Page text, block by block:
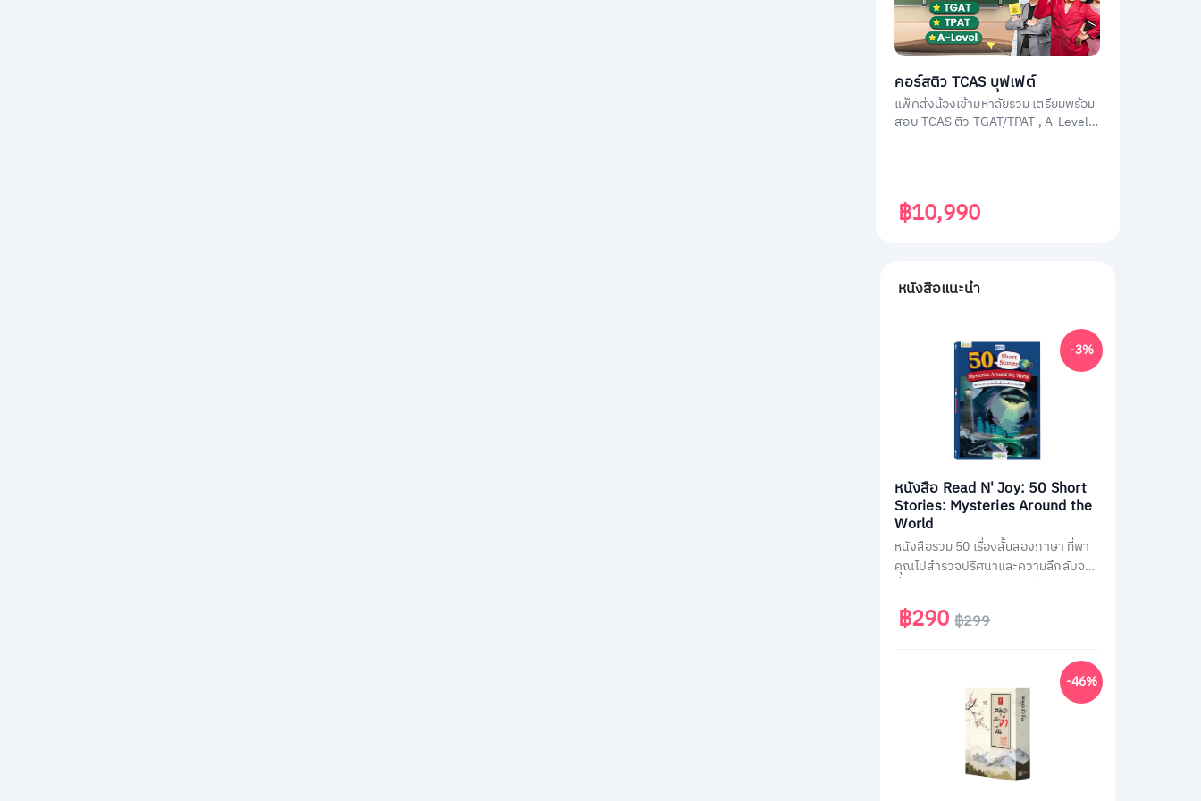
คอร์สติว TCAS บุฟเฟต์
แพ็คส่งน้องเข้ามหาลัยรวม เตรียมพร้อม
สอบ TCAS ติว TGAT/TPAT , A-Level
฿10,990
หนังสือแนะนำ
หนังสือ Read N' Joy: 50 Short
Stories: Mysteries Around the
World
หนังสือรวม 50 เรื่องสั้นสองภาษา ที่พา
คุณไปสำรวจปริศนาและความลึกลับจาก
และสามเหลี่ยมเบอร์มิวด้า อ่านง่าย จบใน
หน้าเดียว พร้อม QR Code ฟังเสียง
1,500 คำ ช่วยพัฒนาทักษะอ่าน-ฟัง
ภาษาอังกฤษได้อย่างสนุกสนาน เหมาะ
สำหรับผู้ที่ชอบเรื่องลึกลับและต้องการ
ฝึกภาษาในเวลาเดียวกัน
-3%
฿290฿299
-46%